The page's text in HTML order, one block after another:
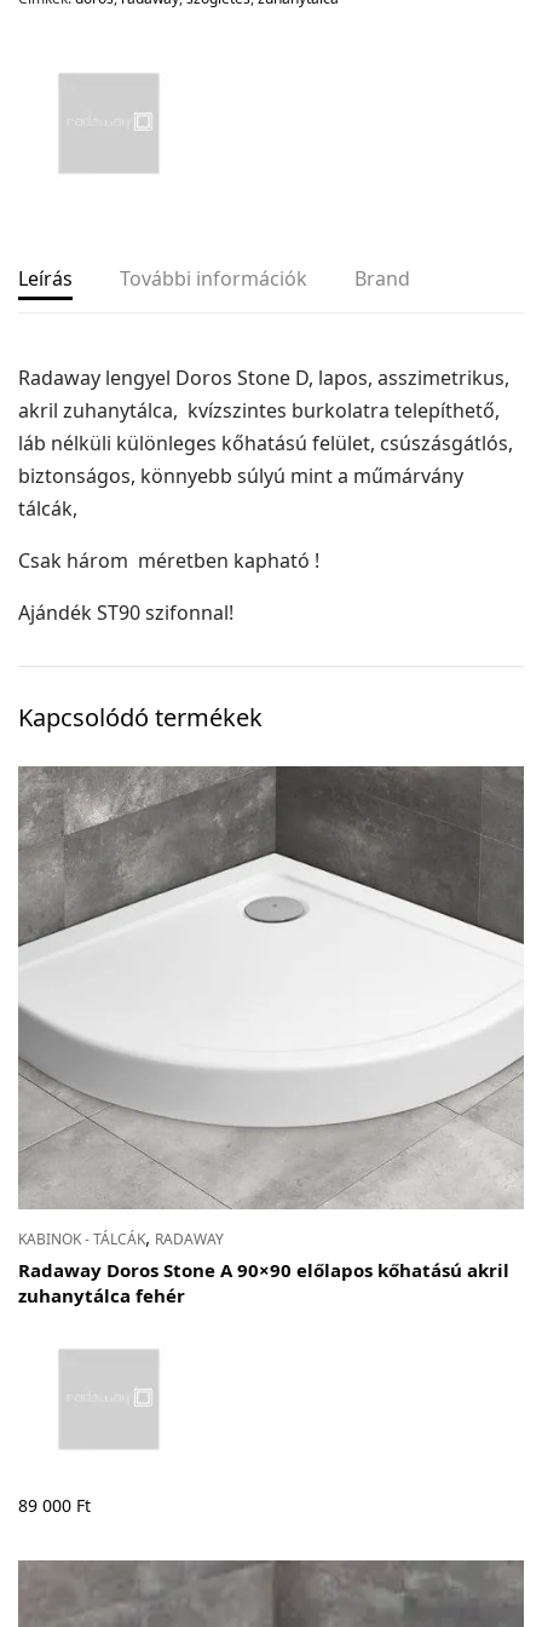
Leírás További információk Brand
Radaway lengyel Doros Stone D, lapos, asszimetrikus,
akril zuhanytálca, kvízszintes burkolatra telepíthető,
láb nélküli különleges kőhatású felület, csúszásgátlós,
biztonságos, könnyebb súlyú mint a műmárvány
tálcák,
Csak három méretben kapható !
Ajándék ST90 szifonnal!
Kapcsolódó termékek
KABINOK - TÁLCÁK, RADAWAY
Radaway Doros Stone A 90×90 előlapos kőhatású akril
zuhanytálca fehér
89 000 Ft